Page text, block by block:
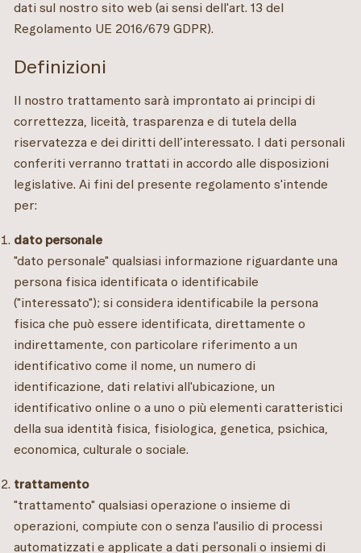
dati sul nostro sito web (ai sensi dell'art. 13 del
Regolamento UE 2016/679 GDPR).
Definizioni
Il nostro trattamento sarà improntato ai principi di
correttezza, liceità, trasparenza e di tutela della
riservatezza e dei diritti dell’interessato. I dati personali
conferiti verranno trattati in accordo alle disposizioni
legislative. Ai fini del presente regolamento s'intende
per:
dato personale
"dato personale" qualsiasi informazione riguardante una
persona fisica identificata o identificabile
("interessato"); si considera identificabile la persona
fisica che può essere identificata, direttamente o
indirettamente, con particolare riferimento a un
identificativo come il nome, un numero di
identificazione, dati relativi all'ubicazione, un
identificativo online o a uno o più elementi caratteristici
della sua identità fisica, fisiologica, genetica, psichica,
economica, culturale o sociale.
trattamento
"trattamento" qualsiasi operazione o insieme di
operazioni, compiute con o senza l'ausilio di processi
automatizzati e applicate a dati personali o insiemi di